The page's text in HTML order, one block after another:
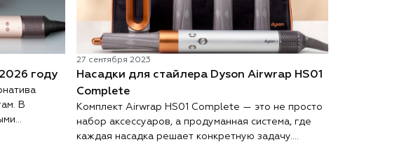
году
В
от
27 сентября 2023
Насадки для стайлера Dyson Airwrap HS01
Complete
Комплект Airwrap HS01 Complete — это не просто
набор аксессуаров, а продуманная система, где
каждая насадка решает конкретную задачу.